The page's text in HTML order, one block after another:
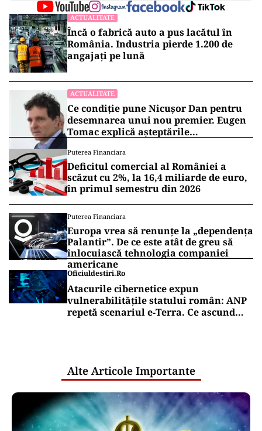
ACTUALITATE
Încă o fabrică auto a pus lacătul în
România. Industria pierde 1.200 de
angajați pe lună
ACTUALITATE
Ce condiție pune Nicușor Dan pentru
desemnarea unui nou premier. Eugen
Tomac explică așteptările
Puterea Financiara
Deficitul comercial al României a
scăzut cu 2%, la 16,4 miliarde de euro,
în primul semestru din 2026
Puterea Financiara
Europa vrea să renunțe la „dependența
Palantir”. De ce este atât de greu să
înlocuiască tehnologia companiei
americane
Oficiuldestiri.ro
Atacurile cibernetice expun
vulnerabilitățile statului român: ANP
repetă scenariul e‑Terra. Ce ascund
Alte Articole Importante